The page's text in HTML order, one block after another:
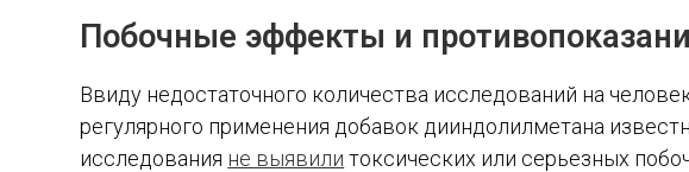
Побочные эффекты и
Ввиду недостаточного количества исследований на
регулярного применения добавок дииндолилметана
исследования не выявили токсических или серьезных